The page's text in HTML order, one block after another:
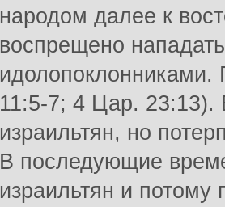
народом далее к
воспрещено
11:5-7; 4 Цар.
израильтян, но
В последующие
израильтян и потому